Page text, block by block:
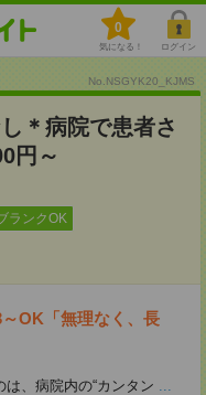
0
気になる！ ログイン
No.NSGYK20_KJMS
＊病院で患者さ
円～
ランクOK
OK「無理なく、長
は、病院内の“カンタン ...